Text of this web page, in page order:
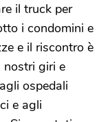
il truck per
i condomini e
e il riscontro è
nostri giri e
ospedali
e agli